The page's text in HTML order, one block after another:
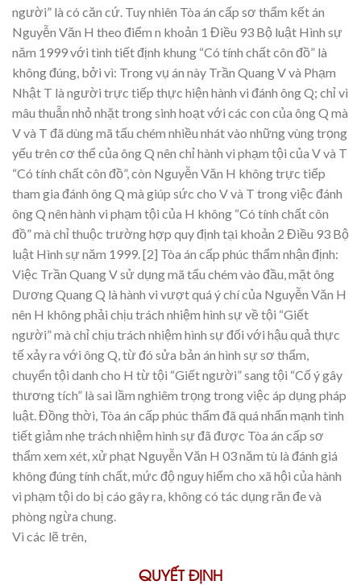
người” là có căn cứ. Tuy nhiên Tòa án cấp sơ thẩm kết án
Nguyễn Văn H theo điểm n khoản 1 Điều 93 Bộ luật Hình sự
năm 1999 với tình tiết định khung “Có tính chất côn đồ” là
không đúng, bởi vì: Trong vụ án này Trần Quang V và Phạm
Nhật T là người trực tiếp thực hiện hành vi đánh ông Q; chỉ vì
mâu thuẫn nhỏ nhặt trong sinh hoạt với các con của ông Q mà
V và T đã dùng mã tấu chém nhiều nhát vào những vùng trọng
yếu trên cơ thể của ông Q nên chỉ hành vi phạm tội của V và T
“Có tính chất côn đồ”, còn Nguyễn Văn H không trực tiếp
tham gia đánh ông Q mà giúp sức cho V và T trong việc đánh
ông Q nên hành vi phạm tội của H không “Có tính chất côn
đồ” mà chỉ thuộc trường hợp quy định tại khoản 2 Điều 93 Bộ
luật Hình sự năm 1999. [2] Tòa án cấp phúc thẩm nhận định:
Việc Trần Quang V sử dụng mã tấu chém vào đầu, mặt ông
Dương Quang Q là hành vi vượt quá ý chí của Nguyễn Văn H
nên H không phải chịu trách nhiệm hình sự về tội “Giết
người” mà chỉ chịu trách nhiệm hình sự đối với hậu quả thực
tế xảy ra với ông Q, từ đó sửa bản án hình sự sơ thẩm,
chuyển tội danh cho H từ tội “Giết người” sang tội “Cố ý gây
thương tích” là sai lầm nghiêm trọng trong việc áp dụng pháp
luật. Đồng thời, Tòa án cấp phúc thẩm đã quá nhấn mạnh tình
tiết giảm nhẹ trách nhiệm hình sự đã được Tòa án cấp sơ
thẩm xem xét, xử phạt Nguyễn Văn H 03 năm tù là đánh giá
không đúng tính chất, mức độ nguy hiểm cho xã hội của hành
vi phạm tội do bị cáo gây ra, không có tác dụng răn đe và
phòng ngừa chung.
Vì các lẽ trên,
QUYẾT ĐỊNH